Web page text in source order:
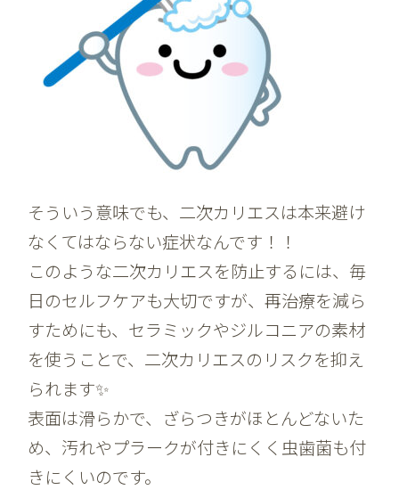
そういう意味でも、二次カリエスは本来避け
なくてはならない症状なんです！！
このような二次カリエスを防止するには、毎
日のセルフケアも大切ですが、再治療を減ら
すためにも、セラミックやジルコニアの素材
を使うことで、二次カリエスのリスクを抑え
られます✨
表面は滑らかで、ざらつきがほとんどないた
め、汚れやプラークが付きにくく虫歯菌も付
きにくいのです。